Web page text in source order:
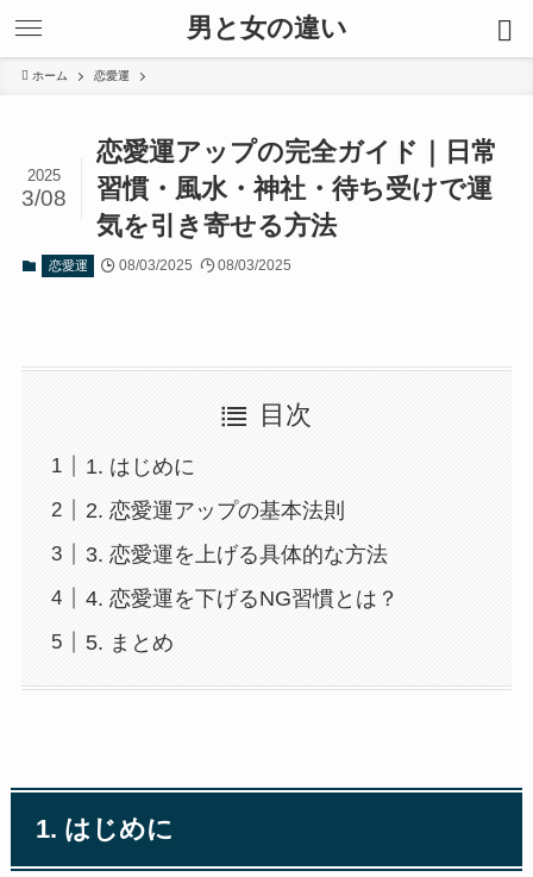
男と女の違い
ホーム 恋愛運
恋愛運アップの完全ガイド｜日常
習慣・風水・神社・待ち受けで運
気を引き寄せる方法
2025
3/08
恋愛運 08/03/2025 08/03/2025
目次
1. はじめに
2. 恋愛運アップの基本法則
3. 恋愛運を上げる具体的な方法
4. 恋愛運を下げるNG習慣とは？
5. まとめ
1. はじめに